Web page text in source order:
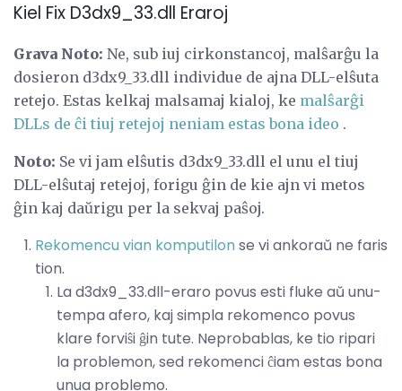
Kiel Fix D3dx9_33.dll Eraroj
Grava Noto: Ne, sub iuj cirkonstancoj, malŝarĝu la
dosieron d3dx9_33.dll individue de ajna DLL-elŝuta
retejo. Estas kelkaj malsamaj kialoj, ke malŝarĝi
DLLs de ĉi tiuj retejoj neniam estas bona ideo .
Noto: Se vi jam elŝutis d3dx9_33.dll el unu el tiuj
DLL-elŝutaj retejoj, forigu ĝin de kie ajn vi metos
ĝin kaj daŭrigu per la sekvaj paŝoj.
Rekomencu vian komputilonse vi ankoraŭ ne faris
tion.
La d3dx9_33.dll-eraro povus esti fluke aŭ unu-
tempa afero, kaj simpla rekomenco povus
klare forviŝi ĝin tute. Neprobablas, ke tio ripari
la problemon, sed rekomenci ĉiam estas bona
unua problemo.